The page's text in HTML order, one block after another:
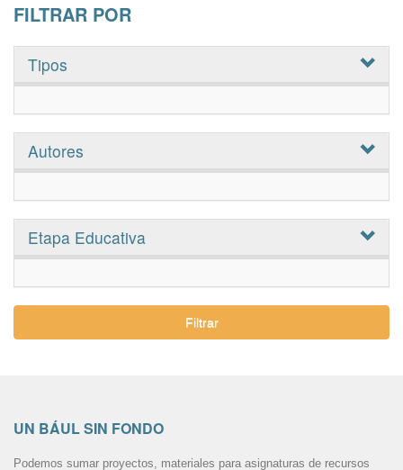
FILTRAR POR
Tipos
Autores
Etapa Educativa
Filtrar
UN BÁUL SIN FONDO
Podemos sumar proyectos, materiales para asignaturas de recursos